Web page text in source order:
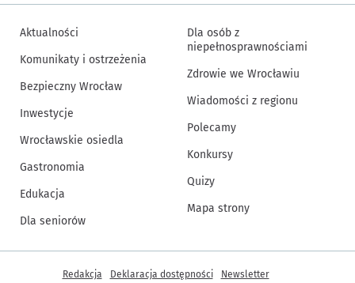
Aktualności
Komunikaty i ostrzeżenia
Bezpieczny Wrocław
Inwestycje
Wrocławskie osiedla
Gastronomia
Edukacja
Dla seniorów
Dla osób z
niepełnosprawnościami
Zdrowie we Wrocławiu
Wiadomości z regionu
Polecamy
Konkursy
Quizy
Mapa strony
Inne informacje
Redakcja Deklaracja dostępności Newsletter